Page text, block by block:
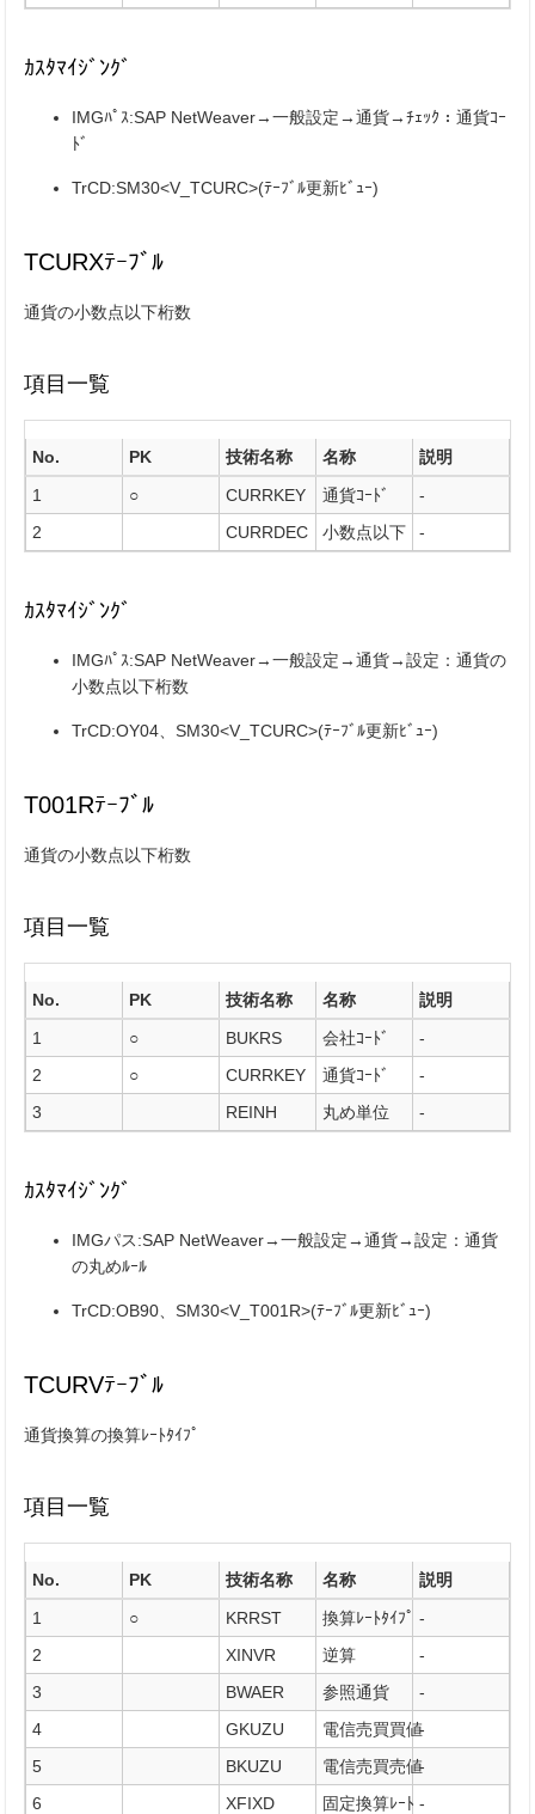
ｶｽﾀﾏｲｼﾞﾝｸﾞ
IMGﾊﾟｽ:SAP NetWeaver→一般設定→通貨→ﾁｪｯｸ：通貨ｺｰ
ﾄﾞ
TrCD:SM30<V_TCURC>(ﾃｰﾌﾞﾙ更新ﾋﾞｭｰ)
TCURXﾃｰﾌﾞﾙ
通貨の小数点以下桁数
項目一覧
No. PK 技術名称 名称
説明
1
○ CURRKEY 通貨ｺｰﾄﾞ
-
2
CURRDEC 小数点以下 -
ｶｽﾀﾏｲｼﾞﾝｸﾞ
IMGﾊﾟｽ:SAP NetWeaver→一般設定→通貨→設定：通貨の
小数点以下桁数
TrCD:OY04、SM30<V_TCURC>(ﾃｰﾌﾞﾙ更新ﾋﾞｭｰ)
T001Rﾃｰﾌﾞﾙ
通貨の小数点以下桁数
項目一覧
No. PK 技術名称 名称
説明
1
○ BUKRS 会社ｺｰﾄﾞ
-
2
○ CURRKEY 通貨ｺｰﾄﾞ
-
3
REINH 丸め単位 -
ｶｽﾀﾏｲｼﾞﾝｸﾞ
IMGパス:SAP NetWeaver→一般設定→通貨→設定：通貨
の丸めﾙｰﾙ
TrCD:OB90、SM30<V_T001R>(ﾃｰﾌﾞﾙ更新ﾋﾞｭｰ)
TCURVﾃｰﾌﾞﾙ
通貨換算の換算ﾚｰﾄﾀｲﾌﾟ
項目一覧
No. PK 技術名称 名称
説明
1
○ KRRST 換算ﾚｰﾄﾀｲﾌﾟ -
2
XINVR 逆算
-
3
BWAER 参照通貨
-
4
GKUZU 電信売買買値-
5
BKUZU 電信売買売値-
6
XFIXD 固定換算ﾚｰﾄ -